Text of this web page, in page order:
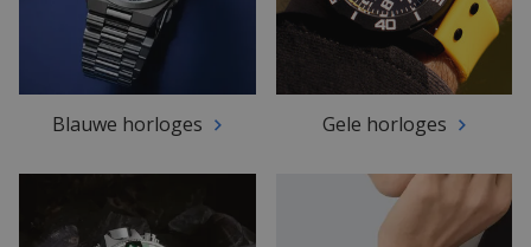
Blauwe horloges Gele horloges